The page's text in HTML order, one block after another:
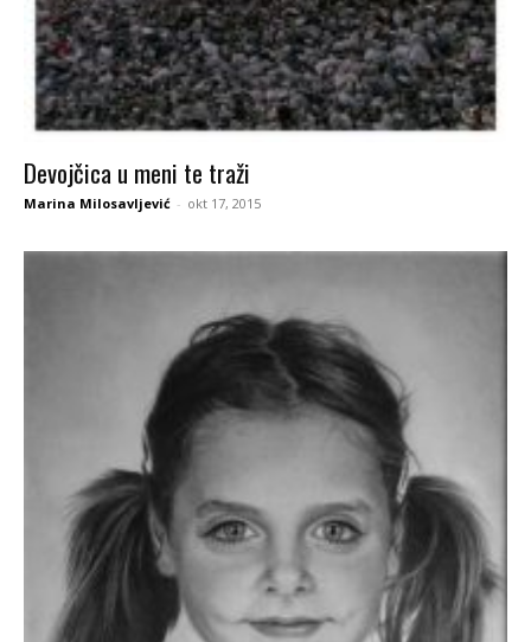
Devojčica u meni te traži
Marina Milosavljević - okt 17, 2015